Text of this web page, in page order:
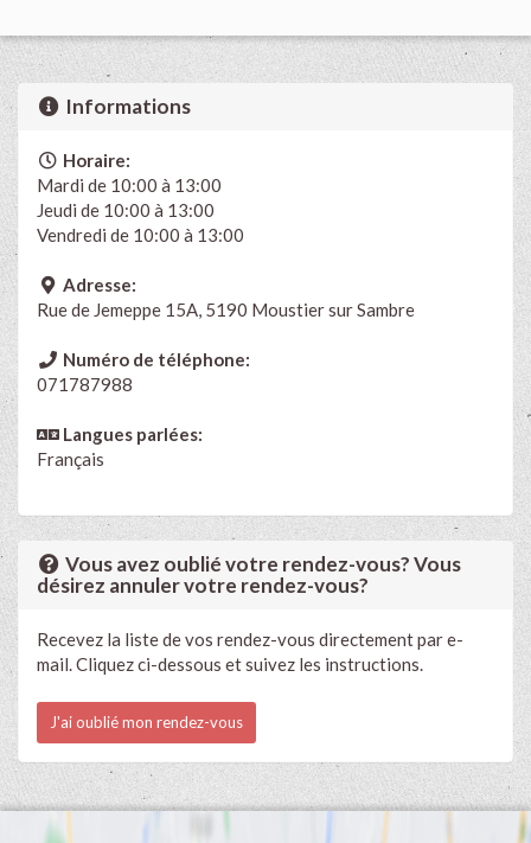
Informations
Horaire:
Mardi de 10:00 à 13:00
Jeudi de 10:00 à 13:00
Vendredi de 10:00 à 13:00
Adresse:
Rue de Jemeppe 15A, 5190 Moustier sur Sambre
Numéro de téléphone:
071787988
Langues parlées:
Français
Vous avez oublié votre rendez-vous? Vous
désirez annuler votre rendez-vous?
Recevez la liste de vos rendez-vous directement par e-
mail. Cliquez ci-dessous et suivez les instructions.
J'ai oublié mon rendez-vous